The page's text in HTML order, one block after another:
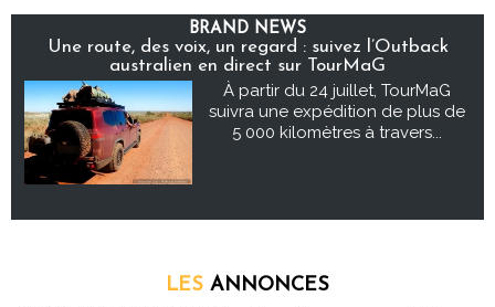
BRAND NEWS
Une route, des voix, un regard : suivez l’Outback
australien en direct sur TourMaG
À partir du 24 juillet, TourMaG
suivra une expédition de plus de
5 000 kilomètres à travers...
LES ANNONCES